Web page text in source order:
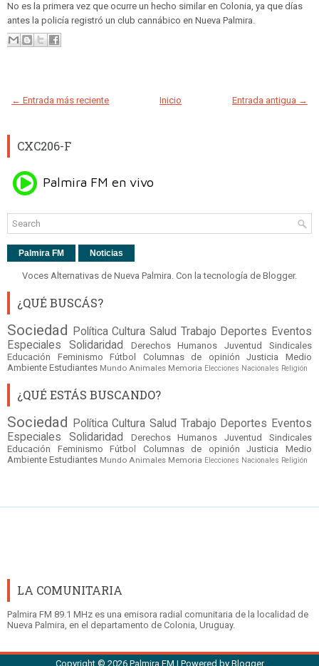
No es la primera vez que ocurre un hecho similar en Colonia, ya que días
antes la policía registró un club cannábico en Nueva Palmira.
← Entrada más reciente Entrada antigua →
Inicio
CXC206-F
Palmira FM Noticias
Voces Alternativas de Nueva Palmira. Con la tecnología de Blogger.
¿QUÉ BUSCÁS?
Sociedad Política Cultura Salud Trabajo Deportes Eventos
Especiales
Solidaridad Derechos Humanos Juventud
Sindicales
Educación
Feminismo Fútbol Columnas de opinión Justicia
Medio
Ambiente Estudiantes Mundo Animales Memoria Elecciones Nacionales Religión
¿QUÉ ESTÁS BUSCANDO?
Sociedad Política Cultura Salud Trabajo Deportes Eventos
Especiales
Solidaridad Derechos Humanos Juventud
Sindicales
Educación
Feminismo Fútbol Columnas de opinión Justicia
Medio
Ambiente Estudiantes Mundo Animales Memoria Elecciones Nacionales Religión
LA COMUNITARIA
Palmira FM 89.1 MHz es una emisora radial comunitaria de la localidad de
Nueva Palmira, en el departamento de Colonia, Uruguay.
Copyright © 2026 Palmira FM | Powered by Blogger